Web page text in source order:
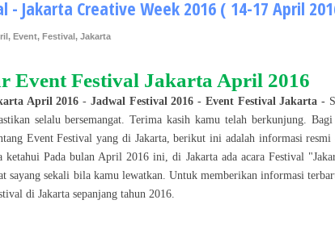
- Jakarta Creative Week 2016 ( 14-17 April
, Event, Festival, Jakarta
EventFestival Jakarta April 2016
April 2016 - Jadwal Festival 2016 - Event Festival Jakarta -
selalu bersemangat. Terima kasih kamu telah berkunjung.
EventFestival yang di Jakarta, berikut ini adalah informasi resmi
ketahui Pada bulan April 2016 ini, di Jakartaada acara Festival "
sayang sekali bila kamu lewatkan. Untuk memberikan informasi
di Jakarta sepanjang tahun 2016